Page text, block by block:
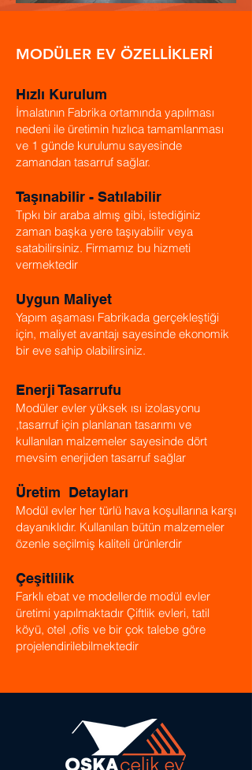
MODÜLER EV ÖZELLİKLERİ
Hızlı Kurulum
İmalatının Fabrika ortamında yapılması
nedeni ile üretimin hızlıca tamamlanması
ve 1 günde kurulumu sayesinde
zamandan tasarruf sağlar.
Taşınabilir - Satılabilir
Tıpkı bir araba almış gibi, istediğiniz
zaman başka yere taşıyabilir veya
satabilirsiniz. Firmamız bu hizmeti
vermektedir
Uygun Maliyet
Yapım aşaması Fabrikada gerçekleştiği
için, maliyet avantajı sayesinde ekonomik
bir eve sahip olabilirsiniz.
Enerji Tasarrufu
Modüler evler yüksek ısı izolasyonu
,tasarruf için planlanan tasarımı ve
kullanılan malzemeler sayesinde dört
mevsim enerjiden tasarruf sağlar
Üretim Detayları
Modül evler her türlü hava koşullarına karşı
dayanıklıdır. Kullanılan bütün malzemeler
özenle seçilmiş kaliteli ürünlerdir
Çeşitlilik
Farklı ebat ve modellerde modül evler
üretimi yapılmaktadır Çiftlik evleri, tatil
köyü, otel ,ofis ve bir çok talebe göre
projelendirilebilmektedir